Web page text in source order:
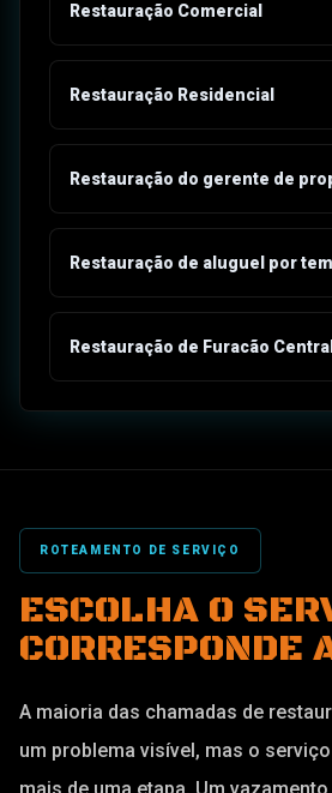
Restauração Comercial
Restauração Residencial
Restauração do gerente de
Restauração de aluguel por
Restauração de Furacão
ROTEAMENTO DE SERVIÇO
ESCOLHA O
CORRESPONDE
A maioria das chamadas de
um problema visível, mas o